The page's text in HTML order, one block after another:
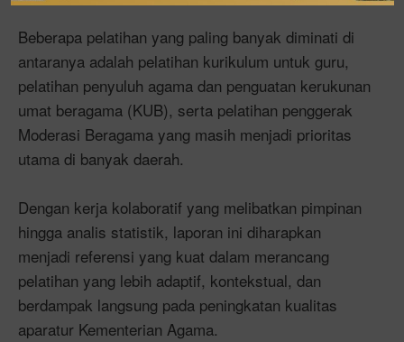
Beberapa pelatihan yang paling banyak diminati di
antaranya adalah pelatihan kurikulum untuk guru,
pelatihan penyuluh agama dan penguatan kerukunan
umat beragama (KUB), serta pelatihan penggerak
Moderasi Beragama yang masih menjadi prioritas
utama di banyak daerah.
Dengan kerja kolaboratif yang melibatkan pimpinan
hingga analis statistik, laporan ini diharapkan
menjadi referensi yang kuat dalam merancang
pelatihan yang lebih adaptif, kontekstual, dan
berdampak langsung pada peningkatan kualitas
aparatur Kementerian Agama.